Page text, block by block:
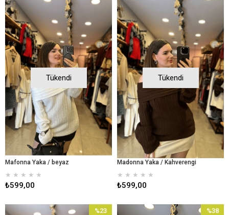
Tükendi
Mafonna Yaka / beyaz
★ ★ ★ ★ ★
₺599,00
Tükendi
Madonna Yaka / Kahverengi
★ ★ ★ ★ ★
₺599,00
%23
%38